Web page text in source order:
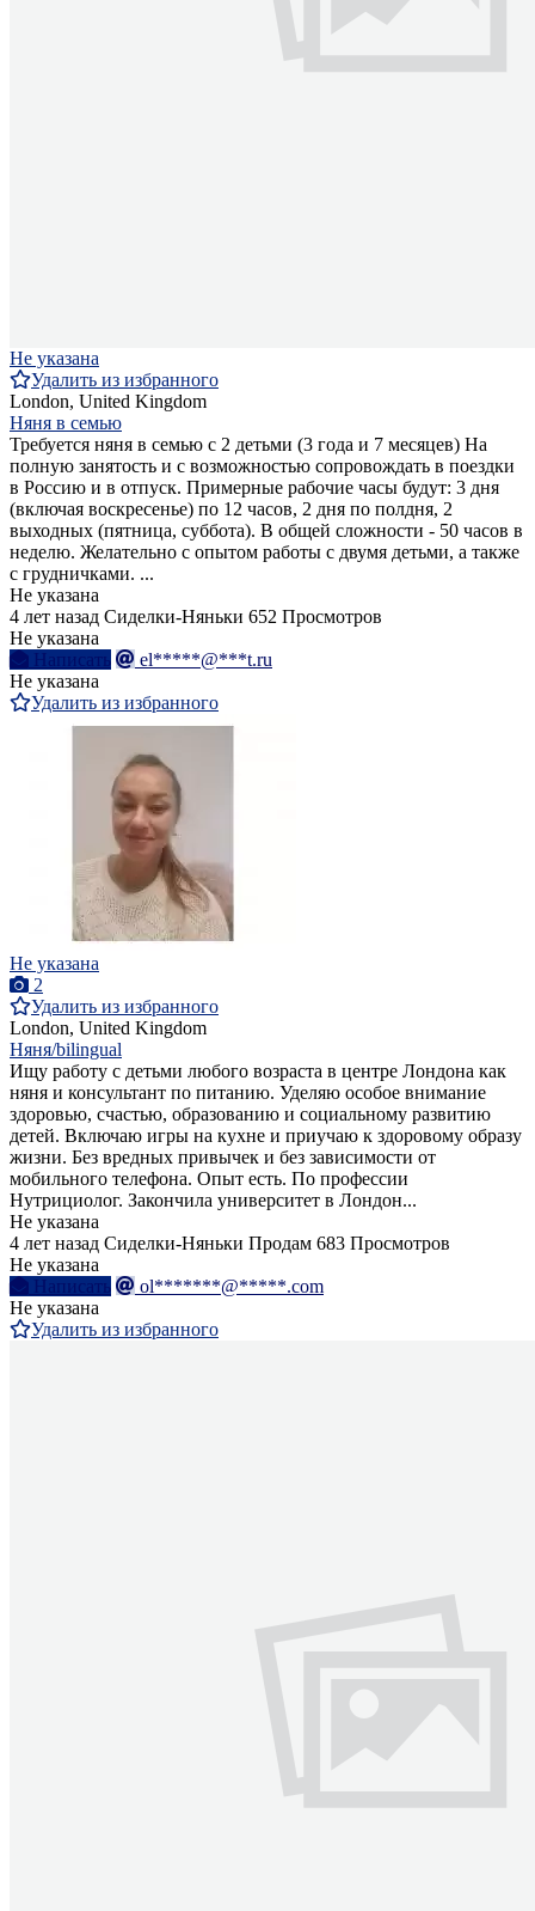
Не указана
Удалить из избранного
London, United Kingdom
Няня в семью
Требуется няня в семью с 2 детьми (3 года и 7 месяцев) На
полную занятость и с возможностью сопровождать в поездки
в Россию и в отпуск. Примерные рабочие часы будут: 3 дня
(включая воскресенье) по 12 часов, 2 дня по полдня, 2
выходных (пятница, суббота). В общей сложности - 50 часов в
неделю. Желательно с опытом работы с двумя детьми, а также
с грудничками. ...
Не указана
4 лет назад Сиделки-Няньки 652 Просмотров
Не указана
Написать
el*****@***t.ru
Не указана
Удалить из избранного
Не указана
2
Удалить из избранного
London, United Kingdom
Няня/bilingual
Ищу работу с детьми любого возраста в центре Лондона как
няня и консультант по питанию. Уделяю особое внимание
здоровью, счастью, образованию и социальному развитию
детей. Включаю игры на кухне и приучаю к здоровому образу
жизни. Без вредных привычек и без зависимости от
мобильного телефона. Опыт есть. По профессии
Нутрициолог. Закончила университет в Лондон...
Не указана
4 лет назад Сиделки-Няньки Продам 683 Просмотров
Не указана
Написать
ol*******@*****.com
Не указана
Удалить из избранного